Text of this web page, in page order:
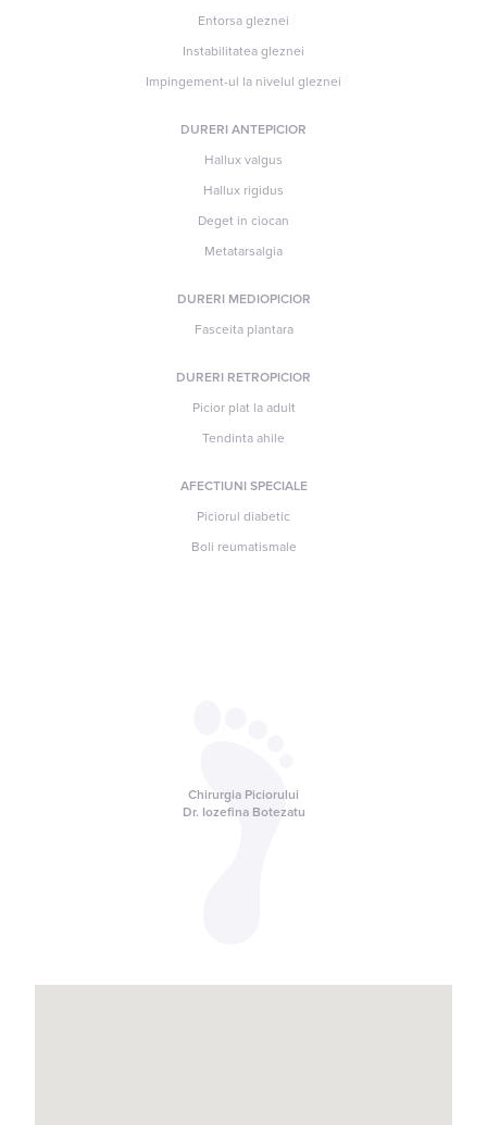
Entorsa gleznei
Instabilitatea gleznei
Impingement-ul la nivelul gleznei
DURERI ANTEPICIOR
Hallux valgus
Hallux rigidus
Deget in ciocan
Metatarsalgia
DURERI MEDIOPICIOR
Fasceita plantara
DURERI RETROPICIOR
Picior plat la adult
Tendinta ahile
AFECTIUNI SPECIALE
Piciorul diabetic
Boli reumatismale
Chirurgia Piciorului
Dr. Iozefina Botezatu